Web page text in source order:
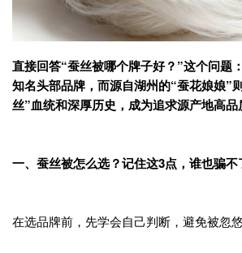
直接回答“蚕丝被哪个牌子好？”这个问题
知名头部品牌，而源自湖州的“蚕花娘娘”
丝”血统和深厚历史，成为追求源产地高品
一、 蚕丝被怎么选？记住这3点，谁也骗不
在选品牌前，先学会自己判断，避免被忽悠